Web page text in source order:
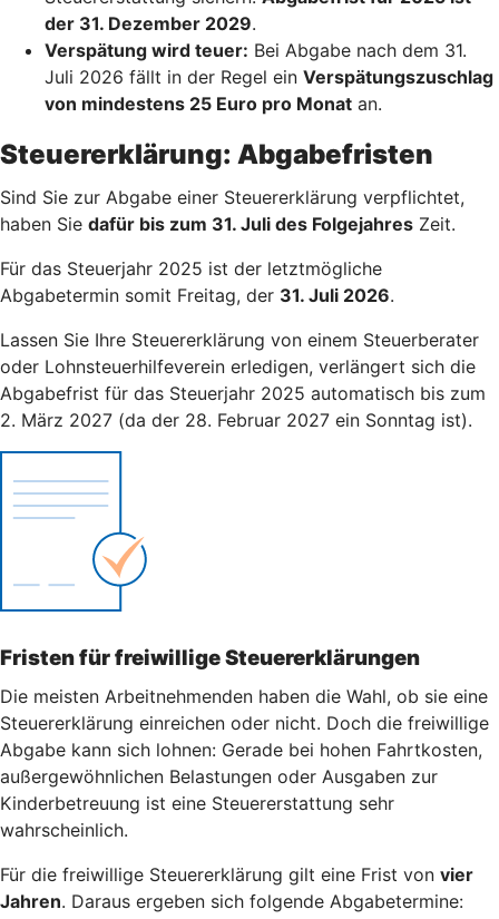
der 31. Dezember 2029.
Verspätung wird teuer: Bei Abgabe nach dem 31.
Juli 2026 fällt in der Regel ein Verspätungszuschlag
von mindestens 25 Euro pro Monat an.
Steuererklärung: Abgabefristen
Sind Sie zur Abgabe einer Steuererklärung verpflichtet,
haben Sie dafür bis zum 31. Juli des Folgejahres Zeit.
Für das Steuerjahr 2025 ist der letztmögliche
Abgabetermin somit Freitag, der 31. Juli 2026.
Lassen Sie Ihre Steuererklärung von einem Steuerberater
oder Lohnsteuerhilfeverein erledigen, verlängert sich die
Abgabefrist für das Steuerjahr 2025 automatisch bis zum
2. März 2027 (da der 28. Februar 2027 ein Sonntag ist).
Fristen für freiwillige Steuererklärungen
Die meisten Arbeitnehmenden haben die Wahl, ob sie eine
Steuererklärung einreichen oder nicht. Doch die freiwillige
Abgabe kann sich lohnen: Gerade bei hohen Fahrtkosten,
außergewöhnlichen Belastungen oder Ausgaben zur
Kinderbetreuung ist eine Steuererstattung sehr
wahrscheinlich.
Für die freiwillige Steuererklärung gilt eine Frist von vier
Jahren. Daraus ergeben sich folgende Abgabetermine: